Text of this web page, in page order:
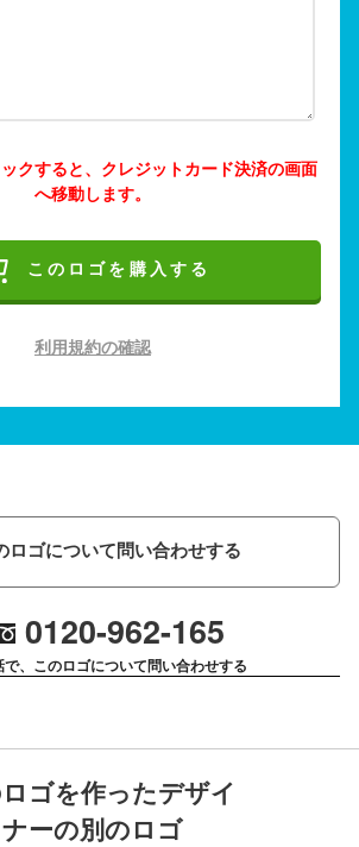
クすると、クレジットカード決済の画面
へ移動します。
このロゴを購入する
利用規約の確認
ロゴについて問い合わせする
0120-962-165
で、このロゴについて問い合わせする
ゴを作ったデザイ
ナーの別のロゴ